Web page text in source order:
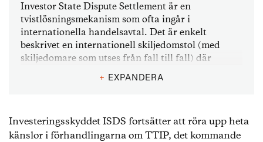
Investor State Dispute Settlement är en
tvistlösningsmekanism som ofta ingår i
internationella handelsavtal. Det är enkelt
beskrivet en internationell skiljedomstol (med
skiljedomare som utses från fall till fall) där
företag kan stämma stater för att politiska beslut
påverkat företagets möjlighet att göra vinst i
planerade avveckling av kärnkraft.
+ EXPANDERA
Investeringsskyddet ISDS fortsätter att röra upp heta
känslor i förhandlingarna om TTIP, det kommande